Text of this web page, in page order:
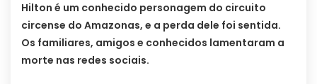
Hilton é um conhecido personagem do circuito
circense do Amazonas, e a perda dele foi sentida.
Os familiares, amigos e conhecidos lamentaram a
morte nas redes sociais.